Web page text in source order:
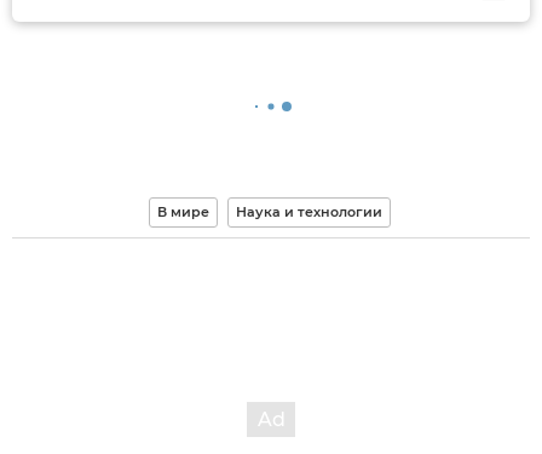
В мире Наука и технологии